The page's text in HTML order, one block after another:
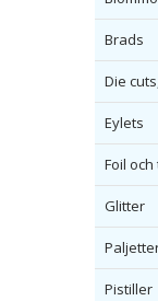
Brads
Die
Eylets
Foil
Glitter
Pistiller